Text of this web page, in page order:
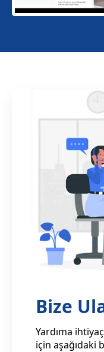
Bize
Yardıma
için aşağıdaki